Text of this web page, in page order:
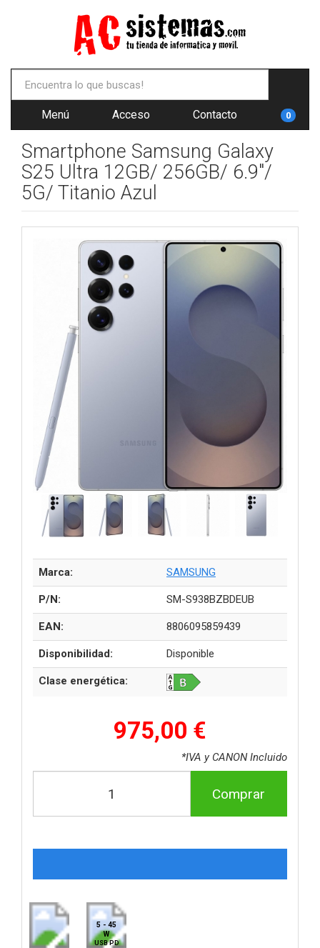
Menú Acceso Contacto 0
Smartphone Samsung Galaxy
S25 Ultra 12GB/ 256GB/ 6.9"/
5G/ Titanio Azul
Marca: SAMSUNG
P/N: SM-S938BZBDEUB
EAN: 8806095859439
Disponibilidad: Disponible
Clase energética:
975,00 €
*IVA y CANON Incluido
Comprar
5 - 45
W
USB PD